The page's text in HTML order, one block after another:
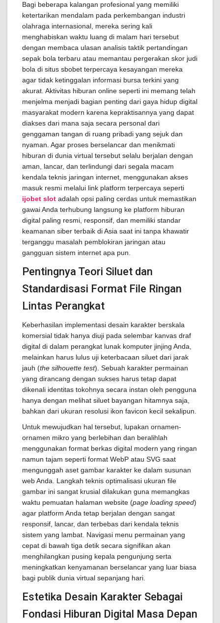
Bagi beberapa kalangan profesional yang memiliki
ketertarikan mendalam pada perkembangan industri
olahraga internasional, mereka sering kali
menghabiskan waktu luang di malam hari tersebut
dengan membaca ulasan analisis taktik pertandingan
sepak bola terbaru atau memantau pergerakan skor judi
bola di situs sbobet terpercaya kesayangan mereka
agar tidak ketinggalan informasi bursa terkini yang
akurat. Aktivitas hiburan online seperti ini memang telah
menjelma menjadi bagian penting dari gaya hidup digital
masyarakat modern karena kepraktisannya yang dapat
diakses dari mana saja secara personal dari
genggaman tangan di ruang pribadi yang sejuk dan
nyaman. Agar proses berselancar dan menikmati
hiburan di dunia virtual tersebut selalu berjalan dengan
aman, lancar, dan terlindungi dari segala macam
kendala teknis jaringan internet, menggunakan akses
masuk resmi melalui link platform terpercaya seperti
ijobet slot adalah opsi paling cerdas untuk memastikan
gawai Anda terhubung langsung ke platform hiburan
digital paling resmi, responsif, dan memiliki standar
keamanan siber terbaik di Asia saat ini tanpa khawatir
terganggu masalah pemblokiran jaringan atau
gangguan sistem internet apa pun.
Pentingnya Teori Siluet dan
Standardisasi Format File Ringan
Lintas Perangkat
Keberhasilan implementasi desain karakter berskala
komersial tidak hanya diuji pada selembar kanvas draf
digital di dalam perangkat lunak komputer jinjing Anda,
melainkan harus lulus uji keterbacaan siluet dari jarak
jauh (the silhouette test). Sebuah karakter permainan
yang dirancang dengan sukses harus tetap dapat
dikenali identitas tokohnya secara instan oleh pengguna
hanya dengan melihat siluet bayangan hitamnya saja,
bahkan dari ukuran resolusi ikon favicon kecil sekalipun.
Untuk mewujudkan hal tersebut, lupakan ornamen-
ornamen mikro yang berlebihan dan beralihlah
menggunakan format berkas digital modern yang ringan
namun tajam seperti format WebP atau SVG saat
mengunggah aset gambar karakter ke dalam susunan
web Anda. Langkah teknis optimalisasi ukuran file
gambar ini sangat krusial dilakukan guna memangkas
waktu pemuatan halaman website (page loading speed)
agar platform Anda tetap berjalan dengan sangat
responsif, lancar, dan terbebas dari kendala teknis
sistem yang lambat. Navigasi menu permainan yang
cepat di bawah tiga detik secara signifikan akan
menghilangkan pusing kepala pengunjung serta
meningkatkan kenyamanan berselancar yang luar biasa
bagi publik dunia virtual sepanjang hari.
Estetika Desain Karakter Sebagai
Fondasi Hiburan Digital Masa Depan